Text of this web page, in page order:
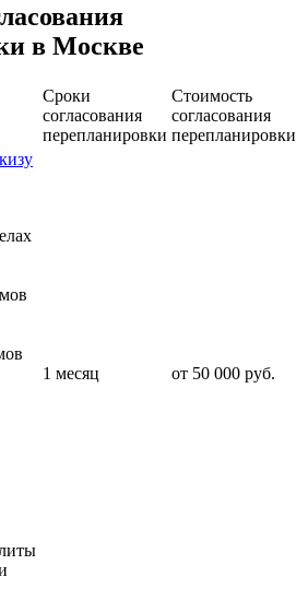
в Москве
Сроки
согласования
перепланировки
Стоимость
согласования
перепланировки
1 месяц от 50 000 руб.